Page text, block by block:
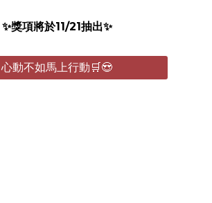
✨獎項將於11/21抽出✨
心動不如馬上行動🛒😍